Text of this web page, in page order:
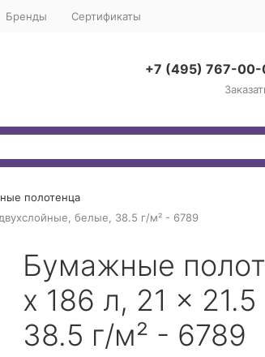
Бренды Сертификаты
+7 (495) 767-00-
полотенца
белые, 38.5 г/м² - 6789
Бумажные
х 186 л, 21 ×
38.5 г/м² - 6789